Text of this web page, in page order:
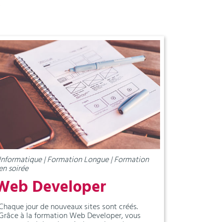
| Formation Longue | Formation
soirée
Developer
jour de nouveaux sites sont créés.
à la formation Web Developer, vous